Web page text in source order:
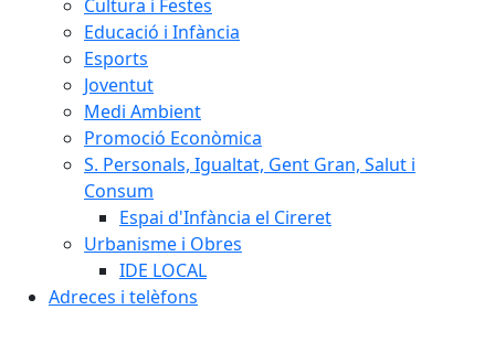
Cultura i Festes
Educació i Infància
Esports
Joventut
Medi Ambient
Promoció Econòmica
S. Personals, Igualtat, Gent Gran, Salut i
Consum
Espai d'Infància el Cireret
Urbanisme i Obres
IDE LOCAL
Adreces i telèfons